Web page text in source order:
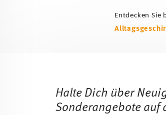
Entdecken Sie
Halte Dich über
Sonderangebote auf